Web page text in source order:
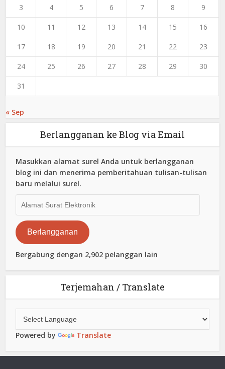
3 4 5 6 7 8 9
10 11 12 13 14 15 16
17 18 19 20 21 22 23
24 25 26 27 28 29 30
31
« Sep
Berlangganan ke Blog via Email
Masukkan alamat surel Anda untuk berlangganan
blog ini dan menerima pemberitahuan tulisan-tulisan
baru melalui surel.
Surat
Elektronik
Berlangganan
Bergabung dengan 2,902 pelanggan lain
Terjemahan / Translate
Powered by Translate